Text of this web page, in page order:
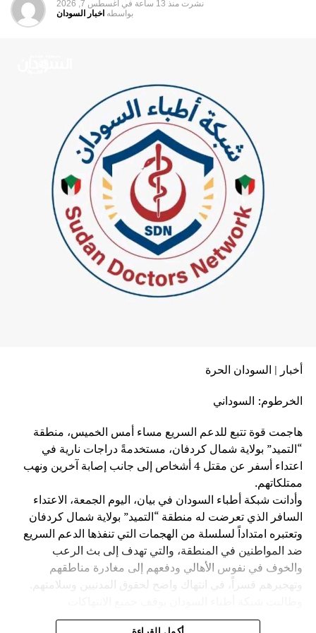
نشرت منذ 13 ساعة في أغسطس 7, 2026
بواسطه اخبار السودان
أخبار | السودان الحرة
الخرطوم: السوداني
هاجمت قوة تتبع للدعم السريع مساء أمس الخميس، منطقة
“التميد” بولاية شمال كردفان، مستخدمةً دراجات نارية في
اعتداء أسفر عن مقتل 4 أشخاص إلى جانب إصابة آخرين ونهب
ممتلكاتهم.
وأدانت شبكة أطباء السودان في بيان، اليوم الجمعة، الاعتداء
السافر الذي تعرضت له منطقة “التميد” بولاية شمال كردفان
وتعتبره امتداداً لسلسلة من الهجمات التي تنفذها الدعم السريع
ضد المواطنين في المنطقة، والتي تهدف إلى بث الرعب
والخوف في نفوس الأهالي ودفعهم إلى مغادرة مناطقهم
وتهجيرهم قسراً، في انتهاك واضح لحقوق المدنيين وسلامتهم.
والاعتداءات ضد المدنيين الذين لا علاقة لهم بالحرب، وتجنيب